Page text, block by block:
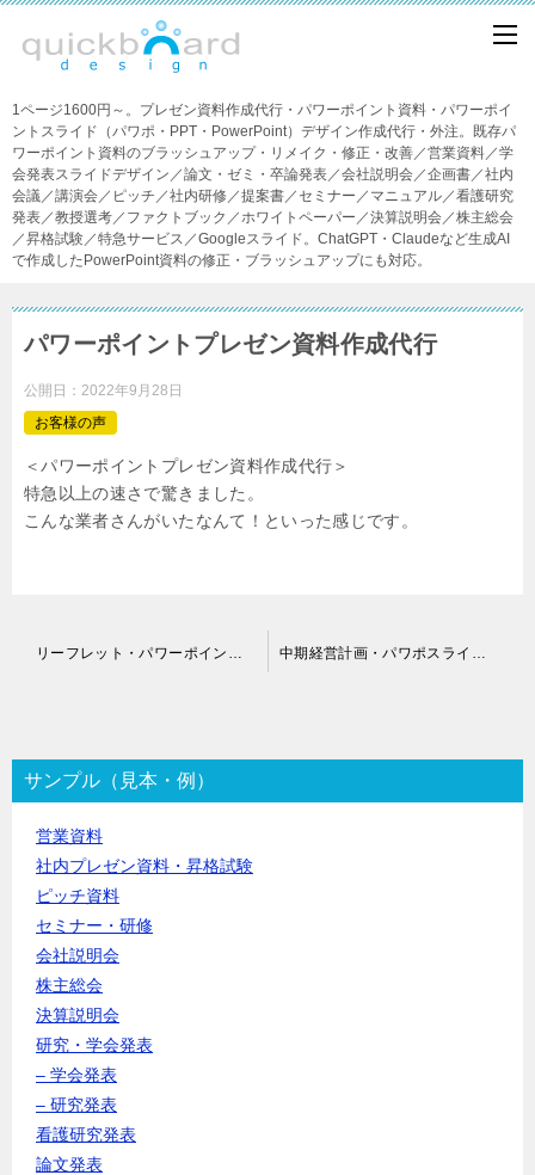
1ページ1600円～。プレゼン資料作成代行・パワーポイント資料・パワーポイ
ントスライド（パワポ・PPT・PowerPoint）デザイン作成代行・外注。既存パ
ワーポイント資料のブラッシュアップ・リメイク・修正・改善／営業資料／学
会発表スライドデザイン／論文・ゼミ・卒論発表／会社説明会／企画書／社内
会議／講演会／ピッチ／社内研修／提案書／セミナー／マニュアル／看護研究
発表／教授選考／ファクトブック／ホワイトペーパー／決算説明会／株主総会
／昇格試験／特急サービス／Googleスライド。ChatGPT・Claudeなど生成AI
で作成したPowerPoint資料の修正・ブラッシュアップにも対応。
パワーポイントプレゼン資料作成代行
公開日： 2022年9月28日
お客様の声
＜パワーポイントプレゼン資料作成代行＞
特急以上の速さで驚きました。
こんな業者さんがいたなんて！といった感じです。
ゲ
ー
シ
サンプル（見本・例）
営業資料
社内プレゼン資料・昇格試験
ピッチ資料
セミナー・研修
会社説明会
株主総会
決算説明会
研究・学会発表
– 学会発表
– 研究発表
看護研究発表
論文発表